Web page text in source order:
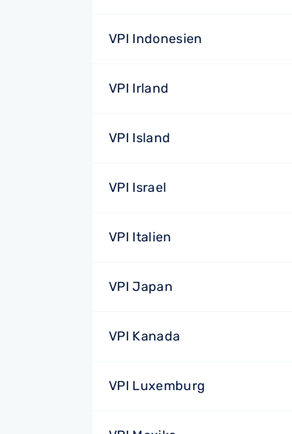
VPI Indonesien
VPI Irland
VPI Island
VPI Israel
VPI Italien
VPI Japan
VPI Kanada
VPI Luxemburg